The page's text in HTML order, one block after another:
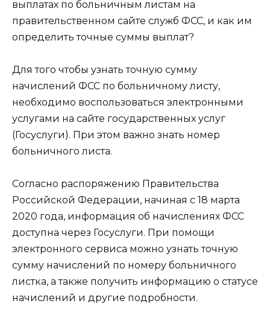
Для того чтобы узнать точную сумму
начислений ФСС по больничному листу,
необходимо воспользоваться электронными
услугами на сайте государственных услуг
(Госуслуги). При этом важно знать номер
больничного листа.
Согласно распоряжению Правительства
Российской Федерации, начиная с 18 марта
2020 года, информация об начислениях ФСС
доступна через Госуслуги. При помощи
электронного сервиса можно узнать точную
сумму начислений по номеру больничного
листка, а также получить информацию о статусе
начислений и другие подробности.